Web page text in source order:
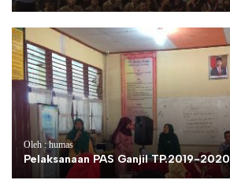
Oleh : humas
Pelaksanaan PAS Ganjil TP.2019-2020